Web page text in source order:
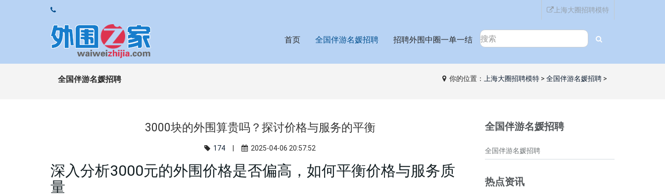
上海大圈招聘模特
首页 全国伴游名媛招聘 招聘外围中圈一单一结
全国伴游名媛招聘 你的位置： 上海大圈招聘模特 > 全国伴游名媛招聘 >
3000块的外围算贵吗？探讨价格与服务的平衡
174 | 2025-04-06 20:57:52
深入分析3000元的外围价格是否偏高，如何平衡价格与服务质
量
全国伴游名媛招聘
全国伴游名媛招聘
热点资讯